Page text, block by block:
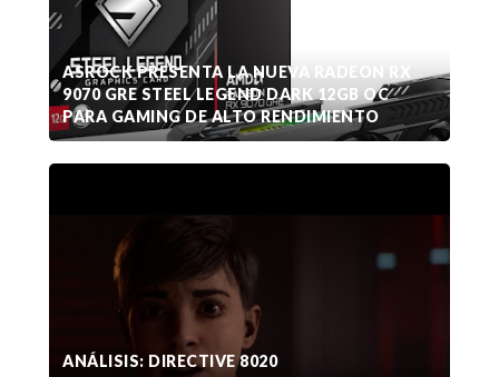
ASROCK PRESENTA LA NUEVA RADEON RX
9070 GRE STEEL LEGEND DARK 12GB OC
PARA GAMING DE ALTO RENDIMIENTO
ANÁLISIS: DIRECTIVE 8020